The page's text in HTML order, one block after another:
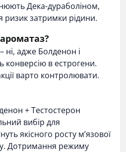
Дека-дураболіном,
ризик затримки рідини.
ні, адже Болденон і
конверсію в естрогени.
варто контролювати.
+ Тестостерон
вибір для
якісного росту м’язової
Дотримання режиму